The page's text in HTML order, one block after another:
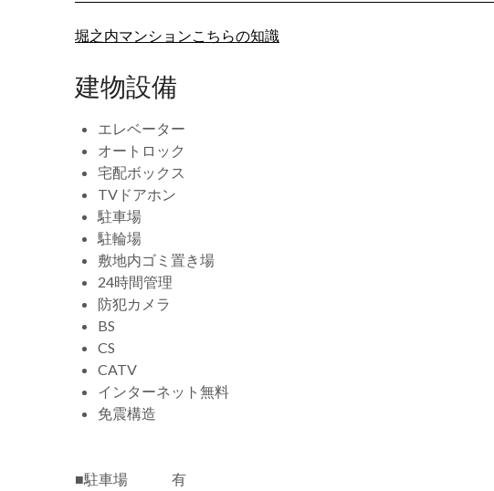
堀之内マンションこちらの知識
建物設備
エレベーター
オートロック
宅配ボックス
TVドアホン
駐車場
駐輪場
敷地内ゴミ置き場
24時間管理
防犯カメラ
BS
CS
CATV
インターネット無料
免震構造
■駐車場 有